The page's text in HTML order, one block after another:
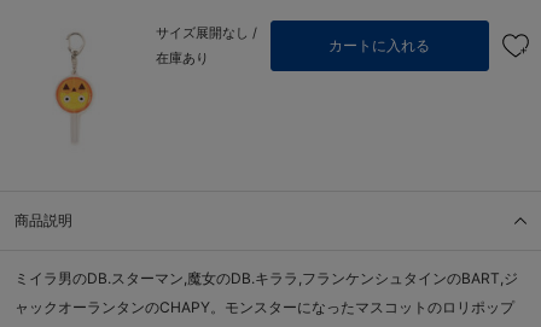
サイズ展開なし /
在庫あり
カートに入れる
商品説明
ミイラ男のDB.スターマン,魔女のDB.キララ,フランケンシュタインのBART,ジ
ャックオーランタンのCHAPY。モンスターになったマスコットのロリポップ